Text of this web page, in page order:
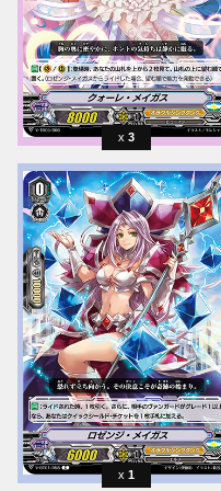
3
1